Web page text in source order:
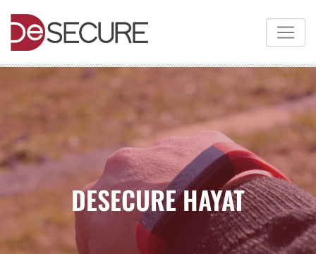
DESECURE HAYAT